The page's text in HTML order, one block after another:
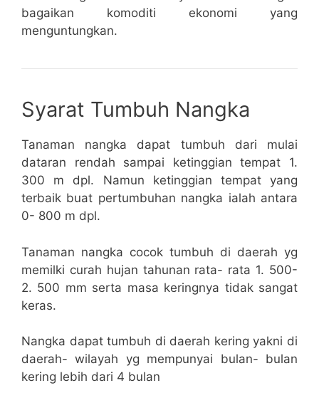
bagaikan komoditi ekonomi yang
menguntungkan.
Syarat Tumbuh Nangka
Tanaman nangka dapat tumbuh dari mulai
dataran rendah sampai ketinggian tempat 1.
300 m dpl. Namun ketinggian tempat yang
terbaik buat pertumbuhan nangka ialah antara
0- 800 m dpl.
Tanaman nangka cocok tumbuh di daerah yg
memilki curah hujan tahunan rata- rata 1. 500-
2. 500 mm serta masa keringnya tidak sangat
keras.
Nangka dapat tumbuh di daerah kering yakni di
daerah- wilayah yg mempunyai bulan- bulan
kering lebih dari 4 bulan